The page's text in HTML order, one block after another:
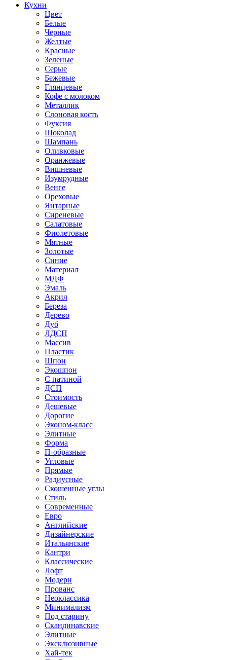
Кухни
Цвет
Белые
Черные
Желтые
Красные
Зеленые
Серые
Бежевые
Глянцевые
Кофе с молоком
Металлик
Слоновая кость
Фуксия
Шоколад
Шампань
Оливковые
Оранжевые
Вишневые
Изумрудные
Венге
Ореховые
Янтарные
Сиреневые
Салатовые
Фиолетовые
Мятные
Золотые
Синие
Материал
МДФ
Эмаль
Акрил
Береза
Дерево
Дуб
ЛДСП
Массив
Пластик
Шпон
Экошпон
С патиной
ДСП
Стоимость
Дешевые
Дорогие
Эконом-класс
Элитные
Форма
П-образные
Угловые
Прямые
Радиусные
Скошенные углы
Стиль
Современные
Евро
Английские
Дизайнерские
Итальянские
Кантри
Классические
Лофт
Модерн
Прованс
Неоклассика
Минимализм
Под старину
Скандинавские
Элитные
Эксклюзивные
Хай-тек